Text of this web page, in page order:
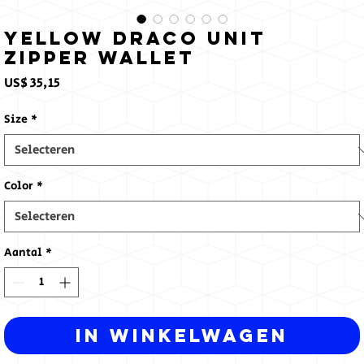
Yellow Draco Unit
Zipper Wallet
US$ 35,15
Size *
Color *
Aantal *
In winkelwagen